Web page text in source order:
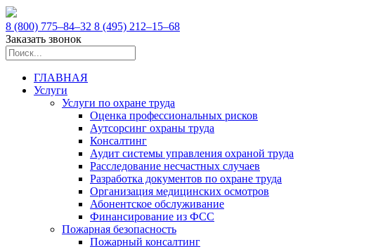
8 (800) 775–84–32 8 (495) 212–15–68
Заказать звонок
ГЛАВНАЯ
Услуги
Услуги по охране труда
Оценка профессиональных рисков
Аутсорсинг охраны труда
Консалтинг
Аудит системы управления охраной труда
Расследование несчастных случаев
Разработка документов по охране труда
Организация медицинских осмотров
Абонентское обслуживание
Финансирование из ФСС
Пожарная безопасность
Пожарный консалтинг